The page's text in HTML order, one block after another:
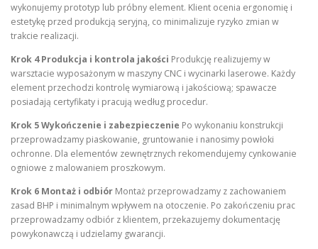
wykonujemy prototyp lub próbny element. Klient ocenia ergonomię i
estetykę przed produkcją seryjną, co minimalizuje ryzyko zmian w
trakcie realizacji.
Krok 4 Produkcja i kontrola jakości Produkcję realizujemy w
warsztacie wyposażonym w maszyny CNC i wycinarki laserowe. Każdy
element przechodzi kontrolę wymiarową i jakościową; spawacze
posiadają certyfikaty i pracują według procedur.
Krok 5 Wykończenie i zabezpieczenie Po wykonaniu konstrukcji
przeprowadzamy piaskowanie, gruntowanie i nanosimy powłoki
ochronne. Dla elementów zewnętrznych rekomendujemy cynkowanie
ogniowe z malowaniem proszkowym.
Krok 6 Montaż i odbiór Montaż przeprowadzamy z zachowaniem
zasad BHP i minimalnym wpływem na otoczenie. Po zakończeniu prac
przeprowadzamy odbiór z klientem, przekazujemy dokumentację
powykonawczą i udzielamy gwarancji.